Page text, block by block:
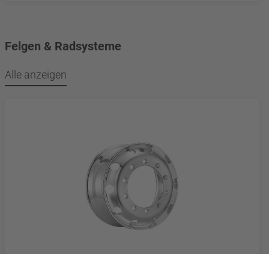
Felgen & Radsysteme
Alle anzeigen